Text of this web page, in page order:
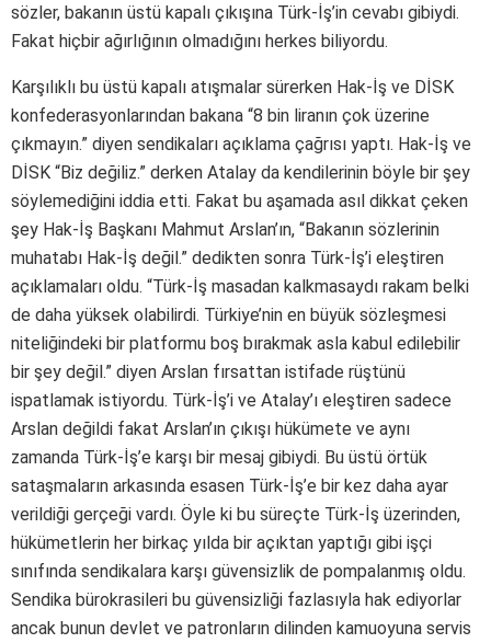
sözler, bakanın üstü kapalı çıkışına Türk-İş’in cevabı gibiydi.
Fakat hiçbir ağırlığının olmadığını herkes biliyordu.
Karşılıklı bu üstü kapalı atışmalar sürerken Hak-İş ve DİSK
konfederasyonlarından bakana “8 bin liranın çok üzerine
çıkmayın.” diyen sendikaları açıklama çağrısı yaptı. Hak-İş ve
DİSK “Biz değiliz.” derken Atalay da kendilerinin böyle bir şey
söylemediğini iddia etti. Fakat bu aşamada asıl dikkat çeken
şey Hak-İş Başkanı Mahmut Arslan’ın, “Bakanın sözlerinin
muhatabı Hak-İş değil.” dedikten sonra Türk-İş’i eleştiren
açıklamaları oldu. “Türk-İş masadan kalkmasaydı rakam belki
de daha yüksek olabilirdi. Türkiye’nin en büyük sözleşmesi
niteliğindeki bir platformu boş bırakmak asla kabul edilebilir
bir şey değil.” diyen Arslan fırsattan istifade rüştünü
ispatlamak istiyordu. Türk-İş’i ve Atalay’ı eleştiren sadece
Arslan değildi fakat Arslan’ın çıkışı hükümete ve aynı
zamanda Türk-İş’e karşı bir mesaj gibiydi. Bu üstü örtük
sataşmaların arkasında esasen Türk-İş’e bir kez daha ayar
verildiği gerçeği vardı. Öyle ki bu süreçte Türk-İş üzerinden,
hükümetlerin her birkaç yılda bir açıktan yaptığı gibi işçi
sınıfında sendikalara karşı güvensizlik de pompalanmış oldu.
Sendika bürokrasileri bu güvensizliği fazlasıyla hak ediyorlar
ancak bunun devlet ve patronların dilinden kamuoyuna servis